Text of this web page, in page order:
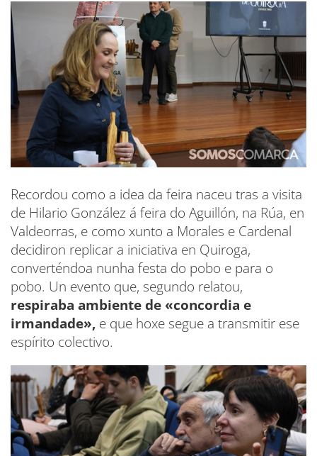
Recordou como a idea da feira naceu tras a visita
de Hilario González á feira do Aguillón, na Rúa, en
Valdeorras, e como xunto a Morales e Cardenal
decidiron replicar a iniciativa en Quiroga,
converténdoa nunha festa do pobo e para o
pobo. Un evento que, segundo relatou,
respiraba ambiente de «concordia e
irmandade», e que hoxe segue a transmitir ese
espírito colectivo.